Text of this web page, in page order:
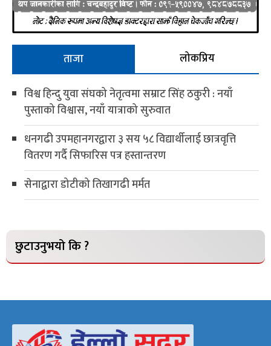
ताजा
लोकप्रिय
विश्व हिन्दु युवा संघको नेतृत्वमा सम्राट सिंह ठकुरी : नयाँ
पुस्ताको विश्वास, नयाँ यात्राको सुरुवात
धनगढी उपमहानगरद्वारा ३ सय ५८ विद्यार्थीलाई छात्रवृत्ति
वितरण गर्दै सिफारिस पत्र हस्तान्तरण
सेनाद्वारा डोटीको तिखागढी मर्मत
छुटाउनुभयो कि ?